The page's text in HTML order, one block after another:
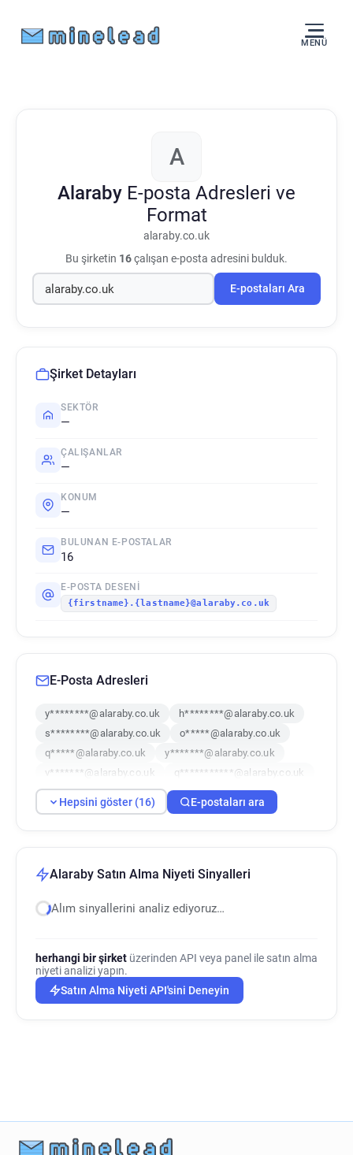
MENÜ
A
Alaraby E-posta Adresleri ve
Format
alaraby.co.uk
Bu şirketin 16çalışan e-posta adresini bulduk.
E-postaları Ara
Şirket Detayları
SEKTÖR
—
ÇALIŞANLAR
—
KONUM
—
BULUNAN E-POSTALAR
16
E-POSTA DESENI
{firstname}.{lastname}@alaraby.co.uk
E-Posta Adresleri
y********@alaraby.co.uk
h********@alaraby.co.uk
s********@alaraby.co.uk
o*****@alaraby.co.uk
q*****@alaraby.co.uk
y*******@alaraby.co.uk
v*******@alaraby.co.uk
q***********@alaraby.co.uk
g**********@alaraby.co.uk
b*****@alaraby.co.uk
r*****@alaraby.co.uk
r************@alaraby.co.uk
f***********@alaraby.co.uk
v*****@alaraby.co.uk
Hepsini göster (16) E-postaları ara
Alaraby Satın Alma Niyeti Sinyalleri
Alım sinyallerini analiz ediyoruz…
herhangi bir şirket üzerinden API veya panel ile satın alma
niyeti analizi yapın.
Satın Alma Niyeti API'sini Deneyin